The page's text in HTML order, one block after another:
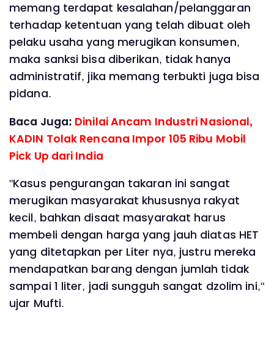
memang terdapat kesalahan/pelanggaran
terhadap ketentuan yang telah dibuat oleh
pelaku usaha yang merugikan konsumen,
maka sanksi bisa diberikan, tidak hanya
administratif, jika memang terbukti juga bisa
pidana.
Baca Juga: Dinilai Ancam Industri Nasional,
KADIN Tolak Rencana Impor 105 Ribu Mobil
Pick Up dari India
"Kasus pengurangan takaran ini sangat
merugikan masyarakat khususnya rakyat
kecil, bahkan disaat masyarakat harus
membeli dengan harga yang jauh diatas HET
yang ditetapkan per Liter nya, justru mereka
mendapatkan barang dengan jumlah tidak
sampai 1 liter, jadi sungguh sangat dzolim ini,"
ujar Mufti.